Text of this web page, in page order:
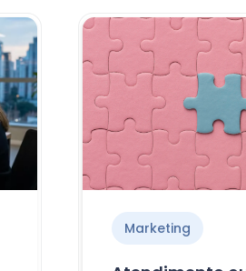
Marketing